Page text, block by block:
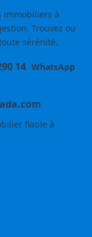
immobiliers à
Trouvez ou
sérénité.
14 WhatsApp
fiable à